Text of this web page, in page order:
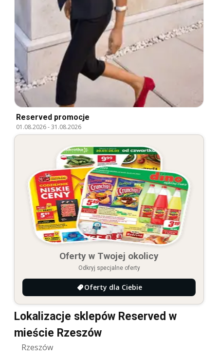
Reserved promocje
01.08.2026-31.08.2026
Oferty w Twojej okolicy
Odkryj specjalne oferty
Oferty dla Ciebie
Lokalizacje sklepów Reserved w
mieście Rzeszów
Rzeszów